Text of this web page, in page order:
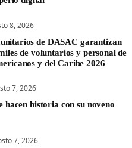
8, 2026
de DASAC garantizan
de voluntarios y personal de
y del Caribe 2026
7, 2026
hacen historia con su noveno
7, 2026